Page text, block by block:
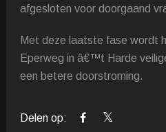
afgesloten voor doorgaand
Met deze laatste fase wordt
Eperweg in â€™t Harde
een betere doorstroming.
Delen op: